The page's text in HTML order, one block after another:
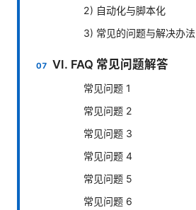
2) 自动化与脚本化
3) 常见的问题与解决办法
VI. FAQ 常见问题解答
常见问题 1
常见问题 2
常见问题 3
常见问题 4
常见问题 5
常见问题 6